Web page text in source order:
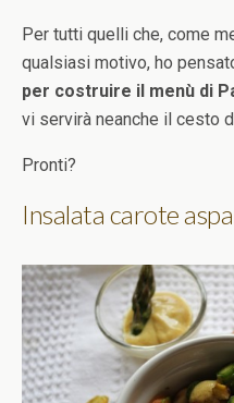
Per tutti quelli che, come
qualsiasi motivo, ho
per costruire il menù di
vi servirà neanche il cesto
Pronti?
Insalata carote